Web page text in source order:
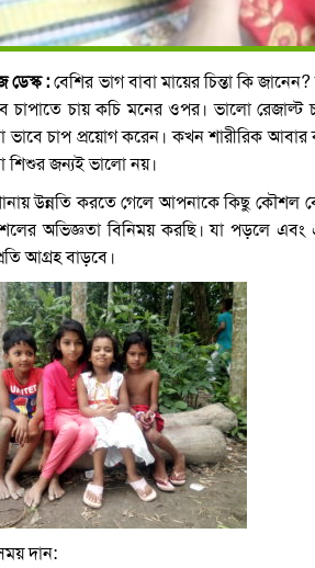
ডেস্ক :বেশির ভাগ বাবা মায়ের চিন্তা কি
চায় কচি মনের ওপর। ভালো রেজাল্ট
ভাবে চাপ প্রয়োগ করেন। কখন শারীরিক
শিশুর জন্যই ভালো নয়।
উন্নতি করতে গেলে আপনাকে কিছু কৌশল
অভিজ্ঞতা বিনিময় করছি। যা পড়লে
আগ্রহ বাড়বে।
দান: